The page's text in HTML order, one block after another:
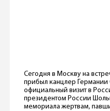
Сегодня в Москву на
прибыл канцлер
официальный визит в
президентом России
мемориала жертвам,